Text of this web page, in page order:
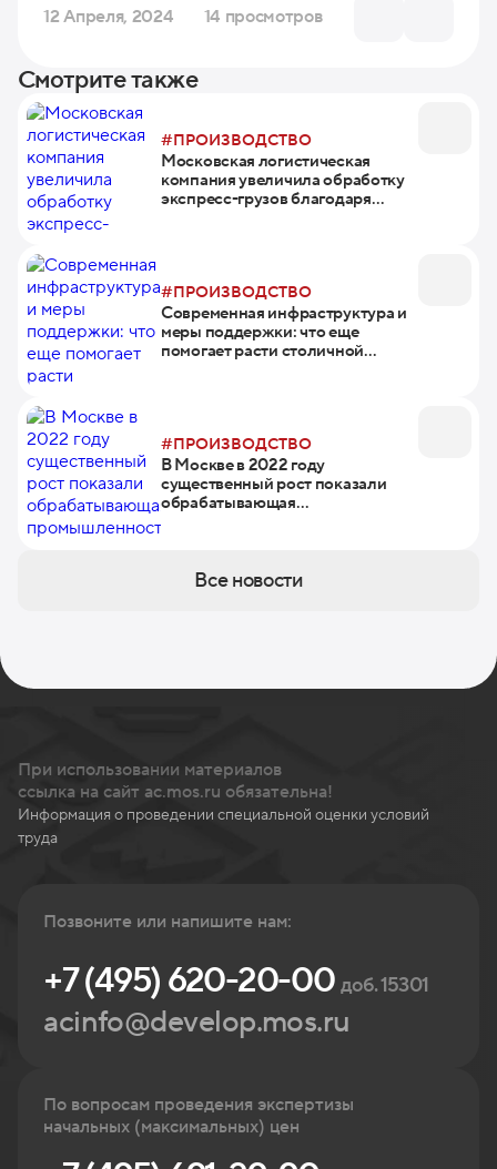
12 Апреля, 2024 14 просмотров
Смотрите также
#ПРОИЗВОДСТВО
Московская логистическая
компания увеличила обработку
экспресс-грузов благодаря
#ПРОИЗВОДСТВО
Современная инфраструктура и
меры поддержки: что еще
помогает расти столичной
#ПРОИЗВОДСТВО
В Москве в 2022 году
существенный рост показали
обрабатывающая
Все новости
При использовании материалов
ссылка на сайт ac.mos.ru обязательна!
Информация о проведении специальной оценки условий
труда
Позвоните или напишите нам:
+7 (495) 620-20-00доб. 15301
acinfo@develop.mos.ru
По вопросам проведения экспертизы
начальных (максимальных) цен